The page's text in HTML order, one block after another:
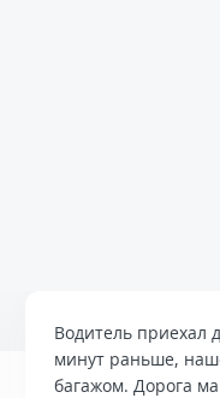
Водитель приехал
минут раньше,
багажом. Дорога